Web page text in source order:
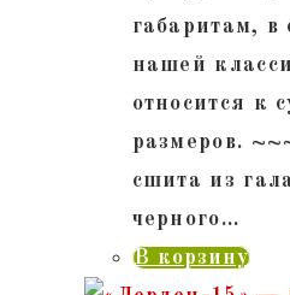
габаритам, в
нашей
относится к
размеров.
сшита из
черного…
В корзину